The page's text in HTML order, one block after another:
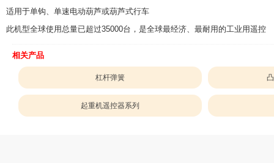
适用于单钩、单速电动葫芦或葫芦式行车
此机型全球使用总量已超过35000台，是全球最经济、最耐用的工业用遥控
相关产品
杠杆弹簧
起重机遥控器系列